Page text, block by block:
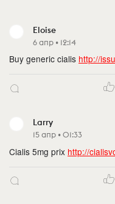
Eloise
6 апр • 12:14
Buy generic cialis http://
Larry
15 апр • 01:33
Cialis 5mg prix http://